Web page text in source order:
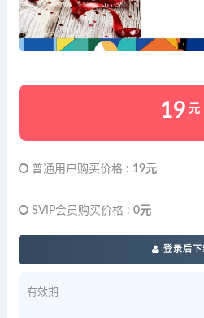
19 元
普通用户购买价格 : 19元
SVIP会员购买价格 : 0元
登录后下
有效期